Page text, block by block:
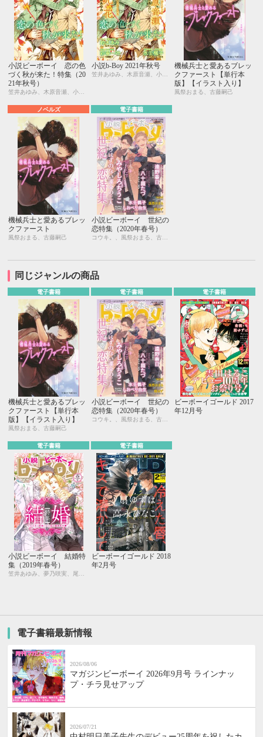
小説ビーボーイ 恋の色
づく秋が来た！特集（20
21年秋号）
小説b-Boy 2021年秋号
笠井あゆみ、木原音瀬、小野浜こわし、夜光 花、彩寧一叶、古藤嗣己、鈴木あみ、みずかねりょう、幸崎ぱれす、Ciel、水壬楓子、しおべり由生、風祭おまる、剣 解
機械兵士と愛あるブレッ
クファースト【単行本
版】【イラスト入り】
風祭おまる、古藤嗣己
ノベルズ
機械兵士と愛あるブレッ
クファースト
風祭おまる、古藤嗣己
電子書籍
小説ビーボーイ 世紀の
恋特集（2020年春号）
コウキ。、風祭おまる、古藤嗣己、椿 ゆず、おおきいき、遠野春日、円陣闇丸、noel、周防佑未、水壬楓子、しおべり由生、みやしろちうこ、user、八十庭たづ、佐々木久美子
同じジャンルの商品
電子書籍
機械兵士と愛あるブレッ
クファースト【単行本
版】【イラスト入り】
風祭おまる、古藤嗣己
電子書籍
小説ビーボーイ 世紀の
恋特集（2020年春号）
コウキ。、風祭おまる、古藤嗣己、椿 ゆず、おおきいき、遠野春日、円陣闇丸、noel、周防佑未、水壬楓子、しおべり由生、みやしろちうこ、user、八十庭たづ、佐々木久美子
電子書籍
ビーボーイゴールド 2017
年12月号
電子書籍
小説ビーボーイ 結婚特
集（2019年春号）
電子書籍
ビーボーイゴールド 2018
年2月号
電子書籍最新情報
2026/08/06
マガジンビーボーイ 2026年9月号 ラインナッ
プ・チラ見せアップ
2026/07/21